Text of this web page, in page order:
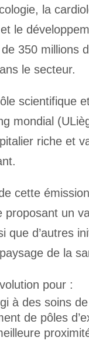
la
le
de 350 millions
le secteur.
scientifique
mondial
riche et
cette
proposant un
que d’autres
de la
pour :
à des soins
de pôles